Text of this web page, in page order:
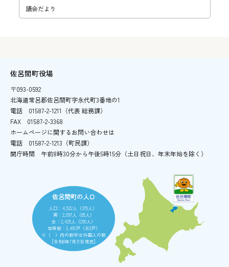
議会だより
佐呂間町役場
〒093-0592
北海道常呂郡佐呂間町字永代町3番地の1
電話
01587-2-1211（代表 総務課）
FAX
01587-2-3368
ホームページに関するお問い合わせは
電話
01587-2-1213（町民課）
開庁時間
午前8時30分から午後5時15分 （土日祝日、年末年始を除く）
佐呂間町の人口
人口：4,522人（375人）
男：2,097人（85人）
女：2,425人（290人）
世帯数：2,481戸（363戸）
※（ ）内の数字は外国人の数
［令和8年7月31日現在］